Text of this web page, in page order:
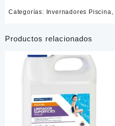
Categorías: Invernadores Piscina
Productos relacionados